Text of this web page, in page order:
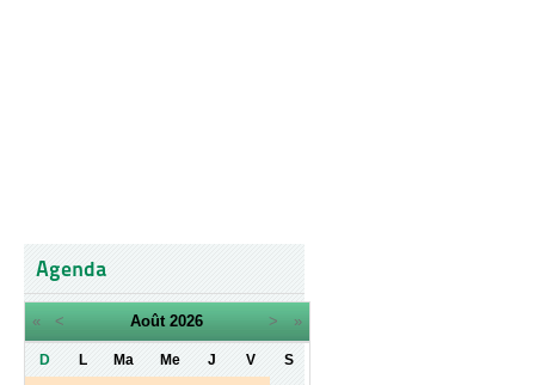
Agenda
« < Août 2026 > »
D L Ma Me J V
S